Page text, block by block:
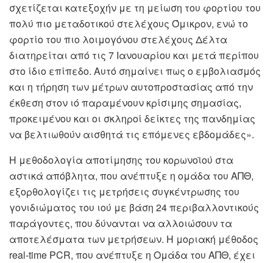
σχετίζεται κατεξοχήν με τη μείωση του φορτίου του
πολύ πιο μεταδοτικού στελέχους Όμικρον, ενώ το
φορτίο του πιο λοιμογόνου στελέχους Δέλτα
διατηρείται από τις 7 Ιανουαρίου και μετά περίπου
στο ίδιο επίπεδο. Αυτό σημαίνει πως ο εμβολιασμός
και η τήρηση των μέτρων αυτοπροστασίας από την
έκθεση στον ιό παραμένουν κρίσιμης σημασίας,
προκειμένου και οι σκληροί δείκτες της πανδημίας
να βελτιωθούν αισθητά τις επόμενες εβδομάδες».
Η μεθοδολογία αποτίμησης του κορωνοϊού στα
αστικά απόβλητα, που ανέπτυξε η ομάδα του ΑΠΘ,
εξορθολογίζει τις μετρήσεις συγκέντρωσης του
γονιδιώματος του ιού με βάση 24 περιβαλλοντικούς
παράγοντες, που δύνανται να αλλοιώσουν τα
αποτελέσματα των μετρήσεων. Η μοριακή μέθοδος
real-time PCR, που ανέπτυξε η Ομάδα του ΑΠΘ, έχει